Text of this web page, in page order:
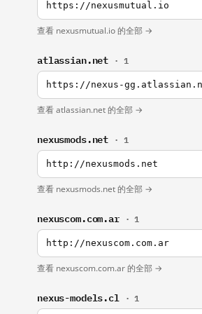
https://nexusmutual.io
查看 nexusmutual.io 的全部 →
atlassian.net · 1
https://nexus-
查看 atlassian.net 的全部 →
nexusmods.net · 1
http://nexusmods.net
查看 nexusmods.net 的全部 →
nexuscom.com.ar · 1
http://nexuscom.com.ar
查看 nexuscom.com.ar 的全部 →
nexus-models.cl · 1